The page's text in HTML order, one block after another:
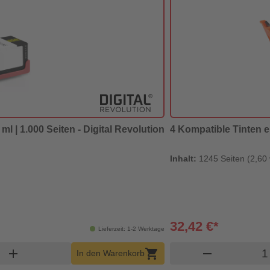
| 1.000 Seiten - Digital Revolution
Lieferzeit: 1-2 Werktage
Menge
add In den Warenkorbshopping_cart
4 Kompatible Tinten
Inhalt: 1245 Seiten (2,60
32,42 €*
remove